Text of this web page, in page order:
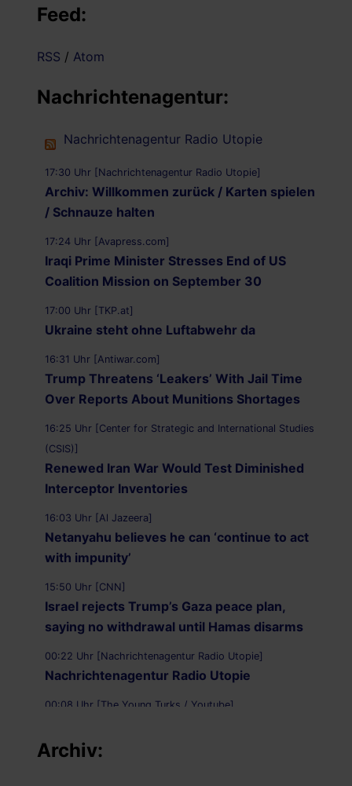
Feed:
RSS / Atom
Nachrichtenagentur:
Nachrichtenagentur Radio Utopie
17:30 Uhr [Nachrichtenagentur Radio Utopie]
Archiv: Willkommen zurück / Karten spielen
/ Schnauze halten
17:24 Uhr [Avapress.com]
Iraqi Prime Minister Stresses End of US
Coalition Mission on September 30
17:00 Uhr [TKP.at]
Ukraine steht ohne Luftabwehr da
16:31 Uhr [Antiwar.com]
Trump Threatens ‘Leakers’ With Jail Time
Over Reports About Munitions Shortages
16:25 Uhr [Center for Strategic and International Studies
(CSIS)]
Renewed Iran War Would Test Diminished
Interceptor Inventories
16:03 Uhr [Al Jazeera]
Netanyahu believes he can ‘continue to act
with impunity’
15:50 Uhr [CNN]
Israel rejects Trump’s Gaza peace plan,
saying no withdrawal until Hamas disarms
00:22 Uhr [Nachrichtenagentur Radio Utopie]
Nachrichtenagentur Radio Utopie
00:08 Uhr [The Young Turks / Youtube]
08.08.2026 - 23:36 Uhr [Responsible Statecraft]
Archiv: